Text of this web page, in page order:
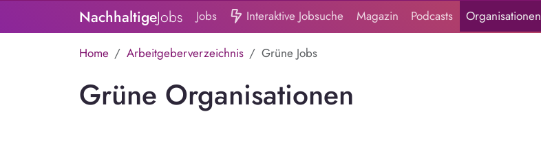
NachhaltigeJobs Jobs Interaktive Jobsuche Magazin Podcasts Organisationen
Home Arbeitgeberverzeichnis Grüne Jobs
Grüne Organisationen